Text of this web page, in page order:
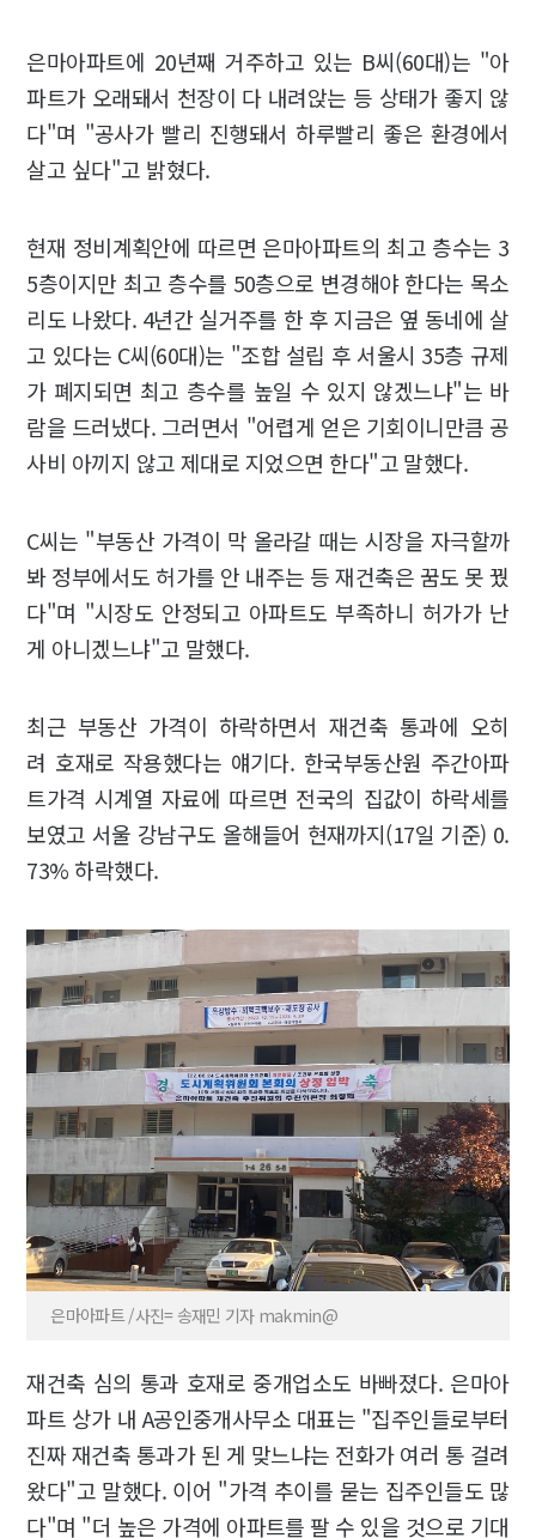
은마아파트에 20년째 거주하고 있는 B씨(60대)는 "아
파트가 오래돼서 천장이 다 내려앉는 등 상태가 좋지 않
다"며 "공사가 빨리 진행돼서 하루빨리 좋은 환경에서
살고 싶다"고 밝혔다.
현재 정비계획안에 따르면 은마아파트의 최고 층수는 3
5층이지만 최고 층수를 50층으로 변경해야 한다는 목소
리도 나왔다. 4년간 실거주를 한 후 지금은 옆 동네에 살
고 있다는 C씨(60대)는 "조합 설립 후 서울시 35층 규제
가 폐지되면 최고 층수를 높일 수 있지 않겠느냐"는 바
람을 드러냈다. 그러면서 "어렵게 얻은 기회이니만큼 공
사비 아끼지 않고 제대로 지었으면 한다"고 말했다.
C씨는 "부동산 가격이 막 올라갈 때는 시장을 자극할까
봐 정부에서도 허가를 안 내주는 등 재건축은 꿈도 못 꿨
다"며 "시장도 안정되고 아파트도 부족하니 허가가 난
게 아니겠느냐"고 말했다.
최근 부동산 가격이 하락하면서 재건축 통과에 오히
려 호재로 작용했다는 얘기다. 한국부동산원 주간아파
트가격 시계열 자료에 따르면 전국의 집값이 하락세를
보였고 서울 강남구도 올해들어 현재까지(17일 기준) 0.
73% 하락했다.
은마아파트 /사진= 송재민 기자 makmin@
재건축 심의 통과 호재로 중개업소도 바빠졌다. 은마아
파트 상가 내 A공인중개사무소 대표는 "집주인들로부터
진짜 재건축 통과가 된 게 맞느냐는 전화가 여러 통 걸려
왔다"고 말했다. 이어 "가격 추이를 묻는 집주인들도 많
다"며 "더 높은 가격에 아파트를 팔 수 있을 것으로 기대